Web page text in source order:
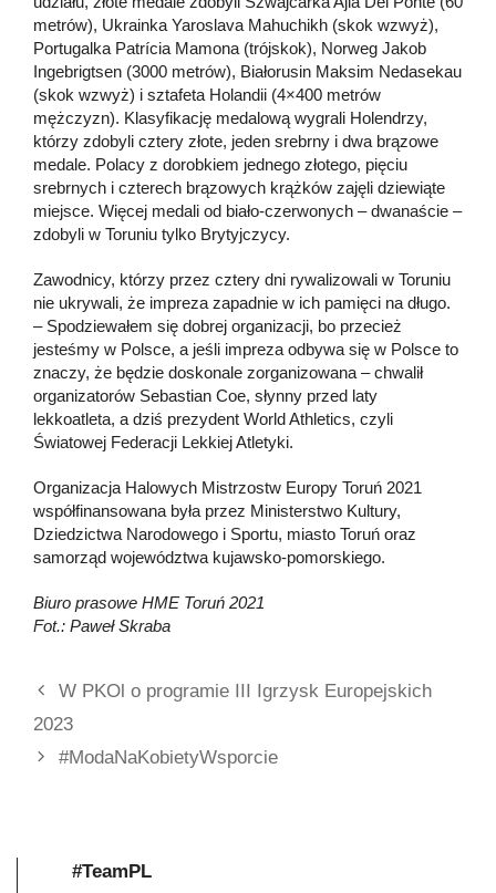
metrów), Ukrainka Yaroslava Mahuchikh (skok wzwyż),
Portugalka Patrícia Mamona (trójskok), Norweg Jakob
Ingebrigtsen (3000 metrów), Białorusin Maksim Nedasekau
(skok wzwyż) i sztafeta Holandii (4×400 metrów
mężczyzn). Klasyfikację medalową wygrali Holendrzy,
którzy zdobyli cztery złote, jeden srebrny i dwa brązowe
medale. Polacy z dorobkiem jednego złotego, pięciu
srebrnych i czterech brązowych krążków zajęli dziewiąte
miejsce. Więcej medali od biało-czerwonych – dwanaście –
zdobyli w Toruniu tylko Brytyjczycy.
Zawodnicy, którzy przez cztery dni rywalizowali w Toruniu
nie ukrywali, że impreza zapadnie w ich pamięci na długo.
– Spodziewałem się dobrej organizacji, bo przecież
jesteśmy w Polsce, a jeśli impreza odbywa się w Polsce to
znaczy, że będzie doskonale zorganizowana – chwalił
organizatorów Sebastian Coe, słynny przed laty
lekkoatleta, a dziś prezydent World Athletics, czyli
Światowej Federacji Lekkiej Atletyki.
Organizacja Halowych Mistrzostw Europy Toruń 2021
współfinansowana była przez Ministerstwo Kultury,
Dziedzictwa Narodowego i Sportu, miasto Toruń oraz
samorząd województwa kujawsko-pomorskiego.
Biuro prasowe HME Toruń 2021
Fot.: Paweł Skraba
W PKOl o programie III Igrzysk Europejskich
2023
#ModaNaKobietyWsporcie
#TeamPL